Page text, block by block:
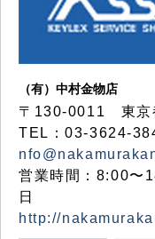
（有）中村金物店
〒130-0011 東京
TEL：03-3624-
営業時間：8:00〜
日
http://